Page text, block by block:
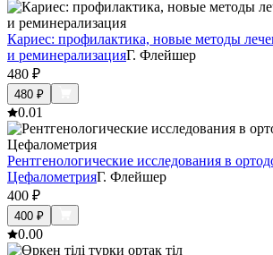
Кариес: профилактика, новые методы
и реминерализацияГ. Флейшер
480 ₽
480 ₽
0.01
Рентгенологические исследования в
ЦефалометрияГ. Флейшер
400 ₽
400 ₽
0.00